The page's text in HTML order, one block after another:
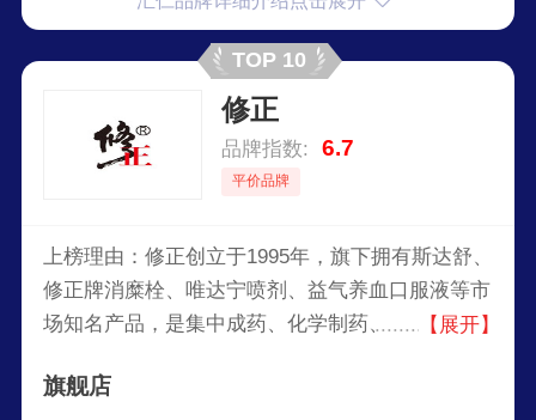
TOP 10
修正
品牌指数: 6.7
平价品牌
上榜理由：修正创立于1995年，旗下拥有斯达舒、
修正牌消糜栓、唯达宁喷剂、益气养血口服液等市
场知名产品，是集中成药、化学制药、生物制药的
一体的大型现代化民营制药企业。
【展开】
旗舰店